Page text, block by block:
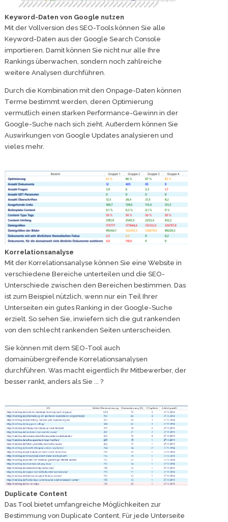
Keyword-Daten von Google nutzen
Mit der Vollversion des SEO-Tools können Sie alle
Keyword-Daten aus der Google Search Console
importieren. Damit können Sie nicht nur alle Ihre
Rankings überwachen, sondern noch zahlreiche
weitere Analysen durchführen.
Durch die Kombination mit den Onpage-Daten können
Terme bestimmt werden, deren Optimierung
vermutlich einen starken Performance-Gewinn in der
Google-Suche nach sich zieht. Außerdem können Sie
Auswirkungen von Google Updates analysieren und
vieles mehr.
Korrelationsanalyse
Mit der Korrelationsanalyse können Sie eine Website in
verschiedene Bereiche unterteilen und die SEO-
Unterschiede zwischen den Bereichen bestimmen. Das
ist zum Beispiel nützlich, wenn nur ein Teil Ihrer
Unterseiten ein gutes Ranking in der Google-Suche
erzielt. So sehen Sie, inwiefern sich die gut rankenden
von den schlecht rankenden Seiten unterscheiden.
Sie können mit dem SEO-Tool auch
domainübergreifende Korrelationsanalysen
durchführen. Was macht eigentlich Ihr Mitbewerber, der
besser rankt, anders als Sie ... ?
Duplicate Content
Das Tool bietet umfangreiche Möglichkeiten zur
Bestimmung von Duplicate Content. Für jede Unterseite